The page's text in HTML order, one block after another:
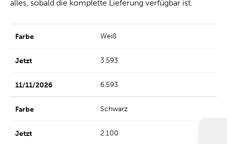
alles, sobald die komplette Lieferung verfügbar ist.
Weiß
3.593
6.593
Schwarz
2.100